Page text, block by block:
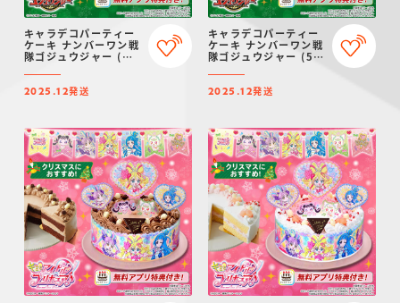
キャラデコパーティー
ケーキ ナンバーワン戦
隊ゴジュウジャー (チ
イズ)【2025年12月発
送・クリスマス予約】
2025.12発送
キャラデコパーティー
ケーキ ナンバーワン戦
隊ゴジュウジャー (5号
発送・クリスマス予
約】
2025.12発送